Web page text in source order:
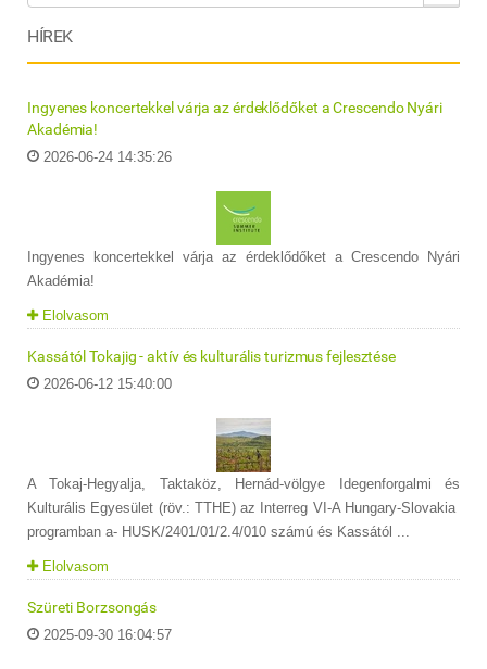
HÍREK
Ingyenes koncertekkel várja az érdeklődőket a Crescendo Nyári
Akadémia!
2026-06-24 14:35:26
Ingyenes koncertekkel várja az érdeklődőket a Crescendo Nyári
Akadémia!
Elolvasom
Kassától Tokajig - aktív és kulturális turizmus fejlesztése
2026-06-12 15:40:00
A Tokaj-Hegyalja, Taktaköz, Hernád-völgye Idegenforgalmi és
Kulturális Egyesület (röv.: TTHE) az Interreg VI-A Hungary-Slovakia
programban a- HUSK/2401/01/2.4/010 számú és Kassától ...
Elolvasom
Szüreti Borzsongás
2025-09-30 16:04:57